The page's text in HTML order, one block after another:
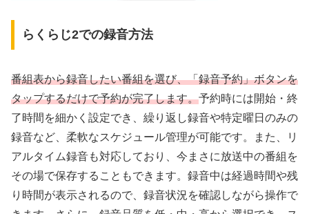
らくらじ2での録音方法
番組表から録音したい番組を選び、「録音予約」ボタンを
タップするだけで予約が完了します。予約時には開始・終
了時間を細かく設定でき、繰り返し録音や特定曜日のみの
録音など、柔軟なスケジュール管理が可能です。また、リ
アルタイム録音も対応しており、今まさに放送中の番組を
その場で保存することもできます。録音中は経過時間や残
り時間が表示されるので、録音状況を確認しながら操作で